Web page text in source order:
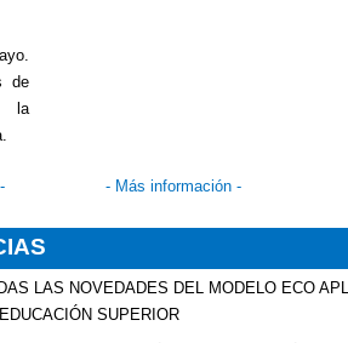
de
la
- Más información -
LAS NOVEDADES DEL MODELO ECO
SUPERIOR